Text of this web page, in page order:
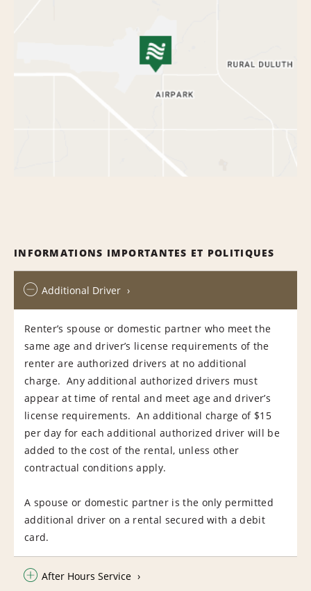
INFORMATIONS IMPORTANTES ET POLITIQUES
Additional Driver
Renter’s spouse or domestic partner who meet the
same age and driver’s license requirements of the
renter are authorized drivers at no additional
charge. Any additional authorized drivers must
appear at time of rental and meet age and driver’s
license requirements. An additional charge of $15
per day for each additional authorized driver will be
added to the cost of the rental, unless other
contractual conditions apply.
A spouse or domestic partner is the only permitted
additional driver on a rental secured with a debit
card.
After Hours Service